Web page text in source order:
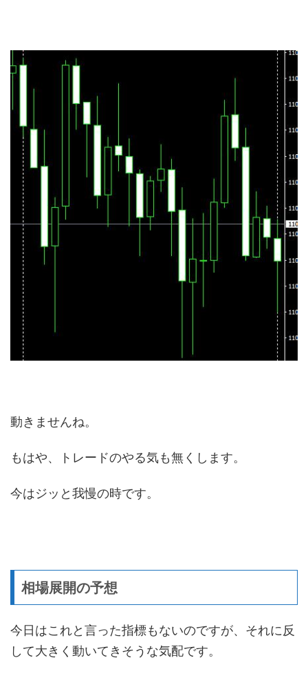
動きませんね。
もはや、トレードのやる気も無くします。
今はジッと我慢の時です。
相場展開の予想
今日はこれと言った指標もないのですが、それに反
して大きく動いてきそうな気配です。